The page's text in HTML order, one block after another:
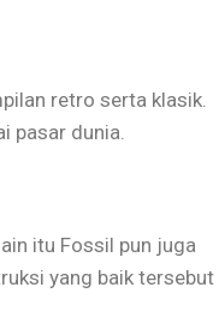
retro serta klasik.
pasar dunia.
itu Fossil pun juga
yang baik tersebut